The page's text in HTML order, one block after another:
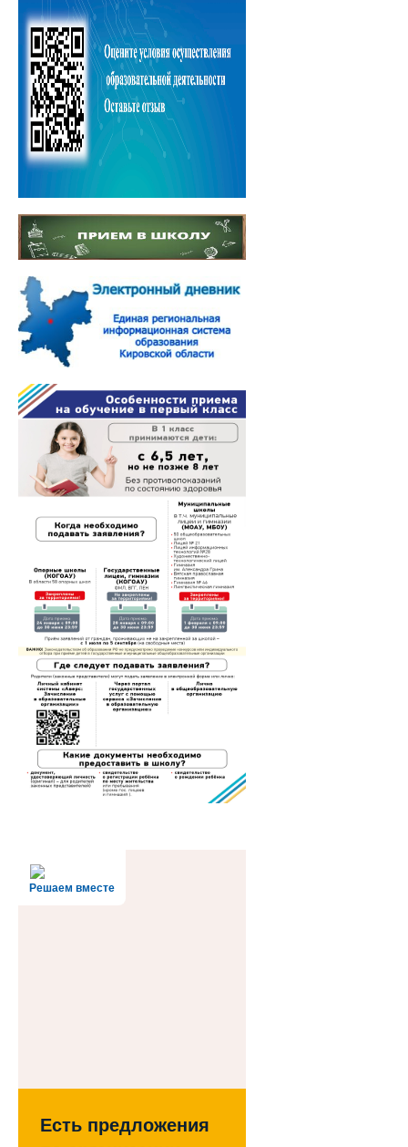
Решаем вместе
Есть предложения